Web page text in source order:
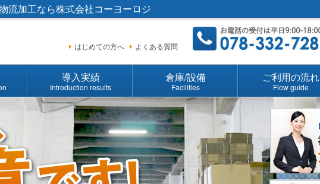
流加工なら株式会社コーヨーロジ
はじめての方へ よくある質問
導入実績
Introduction results
倉庫/設備
Facilities
ご利用の流れ
Flow guide